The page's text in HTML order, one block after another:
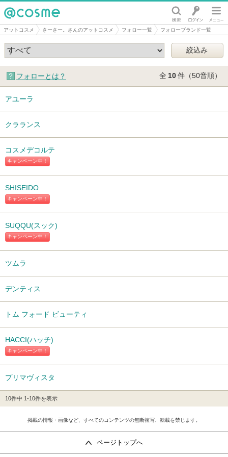
@cosme
アットコスメ さーさー。さんのアットコスメ フォロー一覧 フォローブランド一覧
フォローとは？ 全 10件（50音順）
アユーラ
クラランス
キャンペーン中！
コスメデコルテ
キャンペーン中！
SHISEIDO
キャンペーン中！
SUQQU(スック)
ツムラ
デンティス
トム フォード ビューティ
キャンペーン中！
HACCI(ハッチ)
プリマヴィスタ
10件中 1-10件を表示
掲載の情報・画像など、すべてのコンテンツの無断複写、転載を禁じます。
ページトップへ